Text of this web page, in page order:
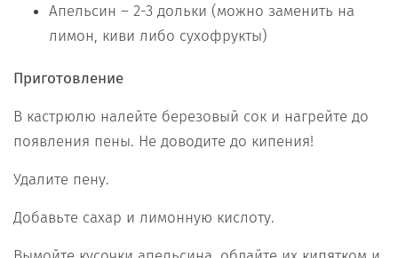
Апельсин – 2-3 дольки (можно заменить на
лимон, киви либо сухофрукты)
Приготовление
В кастрюлю налейте березовый сок и нагрейте до
появления пены. Не доводите до кипения!
Удалите пену.
Добавьте сахар и лимонную кислоту.